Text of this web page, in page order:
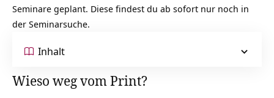
Seminare geplant. Diese findest du ab sofort nur noch in
der Seminarsuche.
Inhalt
Wieso weg vom Print?